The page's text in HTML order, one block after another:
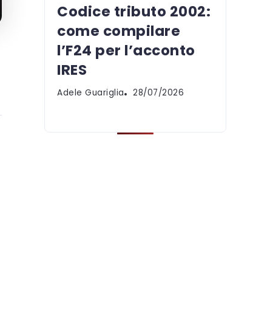
Codice tributo 2002:
come compilare
l’F24 per l’acconto
IRES
Adele Guariglia 28/07/2026